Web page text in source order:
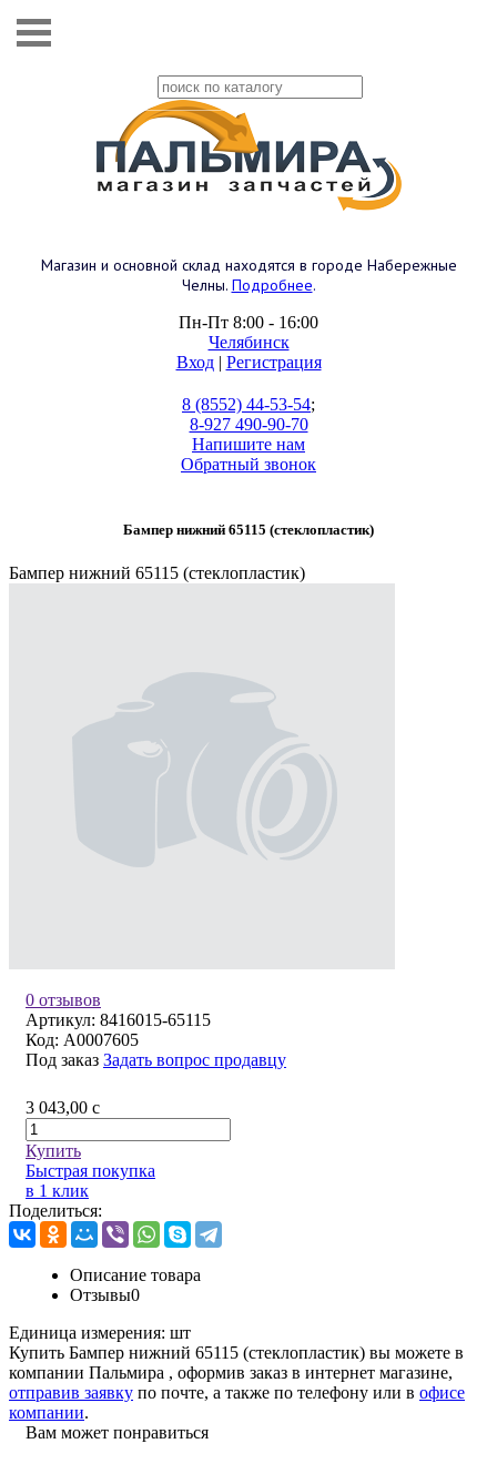
Магазин и основной склад находятся в городе Набережные
Челны. Подробнее.
Пн-Пт 8:00 - 16:00
Челябинск
Вход| Регистрация
8 (8552) 44-53-54;
8-927 490-90-70
Напишите нам
Обратный звонок
Бампер нижний 65115 (стеклопластик)
Бампер нижний 65115 (стеклопластик)
0 отзывов
Артикул: 8416015-65115
Код: A0007605
Под заказ Задать вопрос продавцу
3 043,00 c
Купить
Быстрая покупка
в 1 клик
Поделиться:
Описание товара
Отзывы0
Единица измерения: шт
Купить Бампер нижний 65115 (стеклопластик) вы можете в
компании Пальмира , оформив заказ в интернет магазине,
отправив заявку по почте, а также по телефону или в офисе
компании.
Вам может понравиться